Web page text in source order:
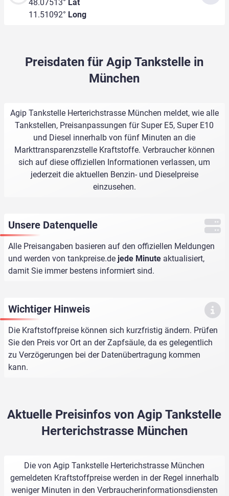
48.07513° Lat
11.51092° Long
Preisdaten für Agip Tankstelle in
München
Agip Tankstelle Herterichstrasse München meldet, wie alle
Tankstellen, Preisanpassungen für Super E5, Super E10
und Diesel innerhalb von fünf Minuten an die
Markttransparenzstelle Kraftstoffe. Verbraucher können
sich auf diese offiziellen Informationen verlassen, um
jederzeit die aktuellen Benzin- und Dieselpreise
einzusehen.
Unsere Datenquelle
Alle Preisangaben basieren auf den offiziellen Meldungen
und werden von tankpreise.de jede Minute aktualisiert,
damit Sie immer bestens informiert sind.
Wichtiger Hinweis
Die Kraftstoffpreise können sich kurzfristig ändern. Prüfen
Sie den Preis vor Ort an der Zapfsäule, da es gelegentlich
zu Verzögerungen bei der Datenübertragung kommen
kann.
Aktuelle Preisinfos von Agip Tankstelle
Herterichstrasse München
Die von Agip Tankstelle Herterichstrasse München
gemeldeten Kraftstoffpreise werden in der Regel innerhalb
weniger Minuten in den Verbraucherinformationsdiensten